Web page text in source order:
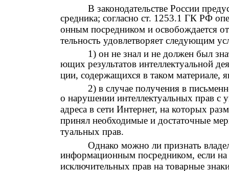
В законодательстве России
средника; согласно ст. 1253.1 ГК РФ
онным посредником и освобождается от
тельность удовлетворяет следующим
1) он не знал и не должен был
ющих результатов интеллектуальной
ции, содержащихся в таком материале,
2) в случае получения в
о нарушении интеллектуальных прав с
адреса в сети Интернет, на которых
принял необходимые и достаточные
туальных прав.
Однако можно ли признать
информационным посредником, если
исключительных прав на товарные